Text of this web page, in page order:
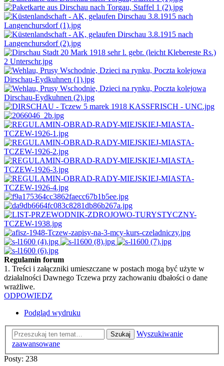
Regulamin forum
1. Treści i załączniki umieszczane w postach mogą być użyte w
działalności Dawnego Tczewa przy zachowaniu dbałości o dane
wrażliwe.
ODPOWIEDZ
Podgląd wydruku
Szukaj
Wyszukiwanie
zaawansowane
Posty: 238